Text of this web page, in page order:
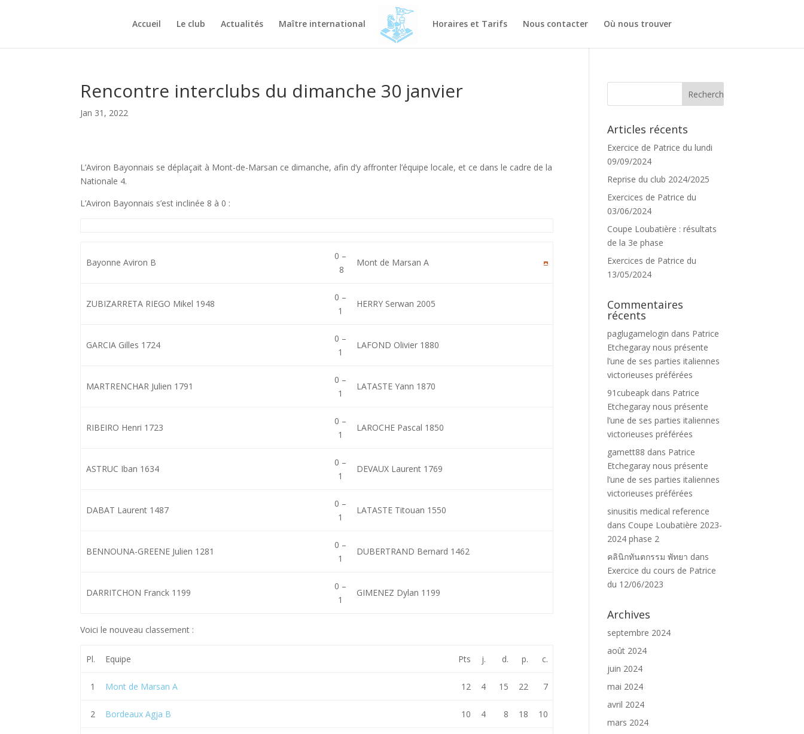
Accueil Le club Actualités Maître international Horaires et Tarifs Nous contacter Où nous trouver
Rencontre interclubs du dimanche 30 janvier
Jan 31, 2022
L’Aviron Bayonnais se déplaçait à Mont-de-Marsan ce dimanche, afin d’y affronter l’équipe locale, et ce dans le cadre de la
Nationale 4.
L’Aviron Bayonnais s’est inclinée 8 à 0 :
Bayonne Aviron B
0 –
8
Mont de Marsan A
ZUBIZARRETA RIEGO Mikel 1948
0 –
1
HERRY Serwan 2005
GARCIA Gilles 1724
0 –
1
LAFOND Olivier 1880
MARTRENCHAR Julien 1791
0 –
1
LATASTE Yann 1870
RIBEIRO Henri 1723
0 –
1
LAROCHE Pascal 1850
ASTRUC Iban 1634
0 –
1
DEVAUX Laurent 1769
DABAT Laurent 1487
0 –
1
LATASTE Titouan 1550
BENNOUNA-GREENE Julien 1281
0 –
1
DUBERTRAND Bernard 1462
DARRITCHON Franck 1199
0 –
1
GIMENEZ Dylan 1199
Voici le nouveau classement :
Pl. Equipe Pts j. d. p. c.
1 Mont de Marsan A 12 4 15 22 7
2 Bordeaux Agja B 10 4 8 18 10
Articles récents
Exercice de Patrice du lundi
09/09/2024
Reprise du club 2024/2025
Exercices de Patrice du
03/06/2024
Coupe Loubatière : résultats
de la 3e phase
Exercices de Patrice du
13/05/2024
Commentaires
récents
paglugamelogin dans Patrice
Etchegaray nous présente
l’une de ses parties italiennes
victorieuses préférées
91cubeapk dans Patrice
Etchegaray nous présente
l’une de ses parties italiennes
victorieuses préférées
gamett88 dans Patrice
Etchegaray nous présente
l’une de ses parties italiennes
victorieuses préférées
sinusitis medical reference
dans Coupe Loubatière 2023-
2024 phase 2
คลินิกทันตกรรม พัทยา dans
Exercice du cours de Patrice
du 12/06/2023
Archives
septembre 2024
août 2024
juin 2024
mai 2024
avril 2024
mars 2024